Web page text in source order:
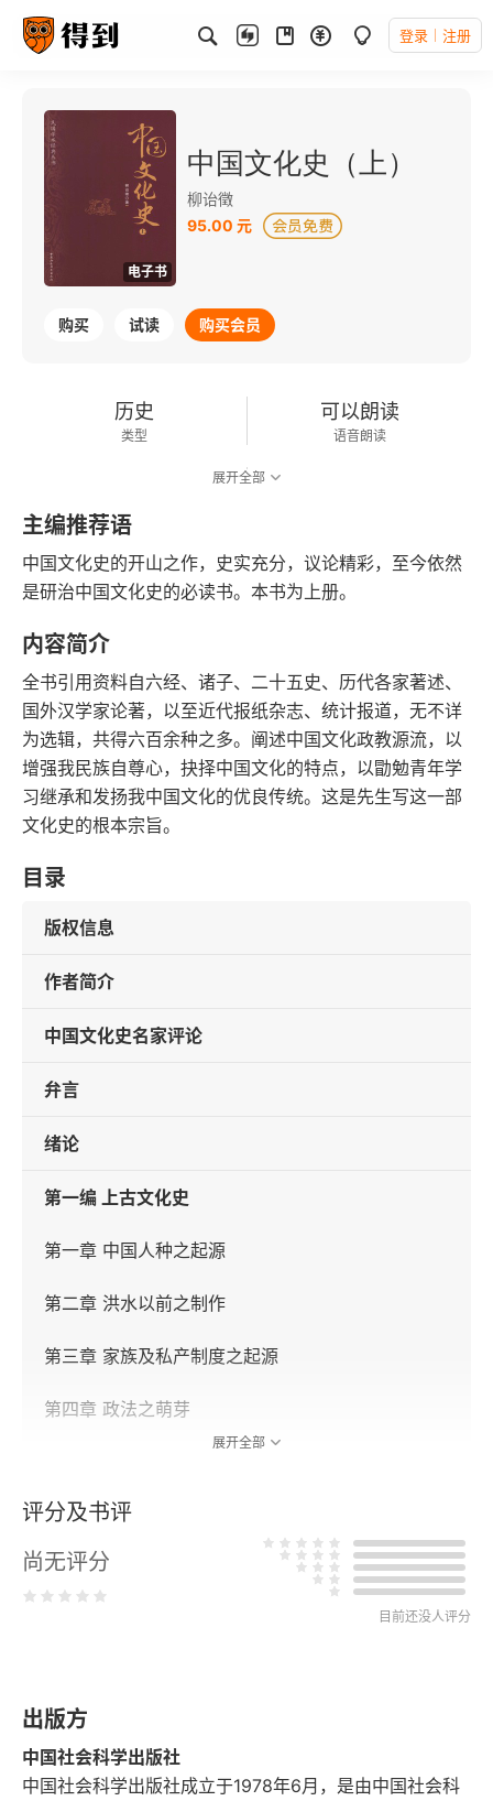
登录 注册
电子书
中国文化史（上）
柳诒徵
95.00 元
购买 试读 购买会员
历史
类型
可以朗读
语音朗读
展开全部
主编推荐语
中国文化史的开山之作，史实充分，议论精彩，至今依然
是研治中国文化史的必读书。本书为上册。
内容简介
全书引用资料自六经、诸子、二十五史、历代各家著述、
国外汉学家论著，以至近代报纸杂志、统计报道，无不详
为选辑，共得六百余种之多。阐述中国文化政教源流，以
增强我民族自尊心，抉择中国文化的特点，以勖勉青年学
习继承和发扬我中国文化的优良传统。这是先生写这一部
文化史的根本宗旨。
目录
版权信息
作者简介
中国文化史名家评论
弁言
绪论
第一编 上古文化史
第一章 中国人种之起源
第二章 洪水以前之制作
第三章 家族及私产制度之起源
第四章 政法之萌芽
第六章 洪水以后之中国
第七章 衣裳之治
第十章 治水之功
第十一章 唐虞之政教
展开全部
评分及书评
尚无评分
目前还没人评分
出版方
中国社会科学出版社
中国社会科学出版社成立于1978年6月，是由中国社会科